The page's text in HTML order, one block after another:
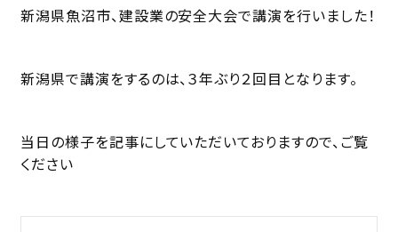
新潟県魚沼市、建設業の安全大会で講演を行いました！
新潟県で講演をするのは、３年ぶり２回目となります。
当日の様子を記事にしていただいておりますので、ご覧
ください